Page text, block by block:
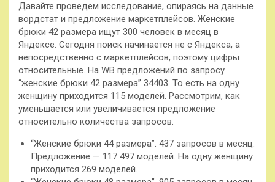
Давайте проведем исследование, опираясь на данные
вордстат и предложение маркетплейсов. Женские
брюки 42 размера ищут 300 человек в месяц в
Яндексе. Сегодня поиск начинается не с Яндекса, а
непосредственно с маркетплейсов, поэтому цифры
относительные. На WB предложений по запросу
“женские брюки 42 размера” 34403. То есть на одну
женщину приходится 115 моделей. Рассмотрим, как
уменьшается или увеличивается предложение
относительно количества запросов.
“Женские брюки 44 размера”. 437 запросов в месяц.
Предложение — 117 497 моделей. На одну женщину
приходится 269 моделей.